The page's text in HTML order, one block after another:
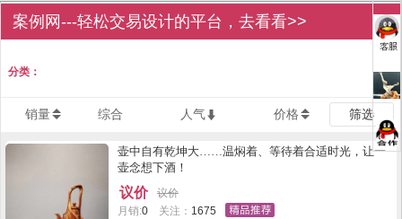
案例网---轻松交易设计的平台，去看看>>
分类：
销量 综合 人气 价格 筛选
壶中自有乾坤大……温焖着、等待着合适时光，让一
壶念想下酒！
议价
议价
月销:0 关注： 1675